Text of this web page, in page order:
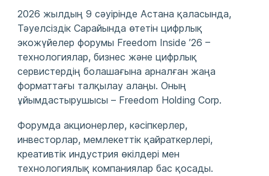
2026 жылдың 9 сәуірінде Астана қаласында,
Тәуелсіздік Сарайында өтетін цифрлық
экожүйелер форумы Freedom Inside ’26 –
технологиялар, бизнес және цифрлық
сервистердің болашағына арналған жаңа
форматтағы талқылау алаңы. Оның
ұйымдастырушысы – Freedom Holding Corp.
Форумда акционерлер, кәсіпкерлер,
инвесторлар, мемлекеттік қайраткерлері,
креативтік индустрия өкілдері мен
технологиялық компаниялар бас қосады.